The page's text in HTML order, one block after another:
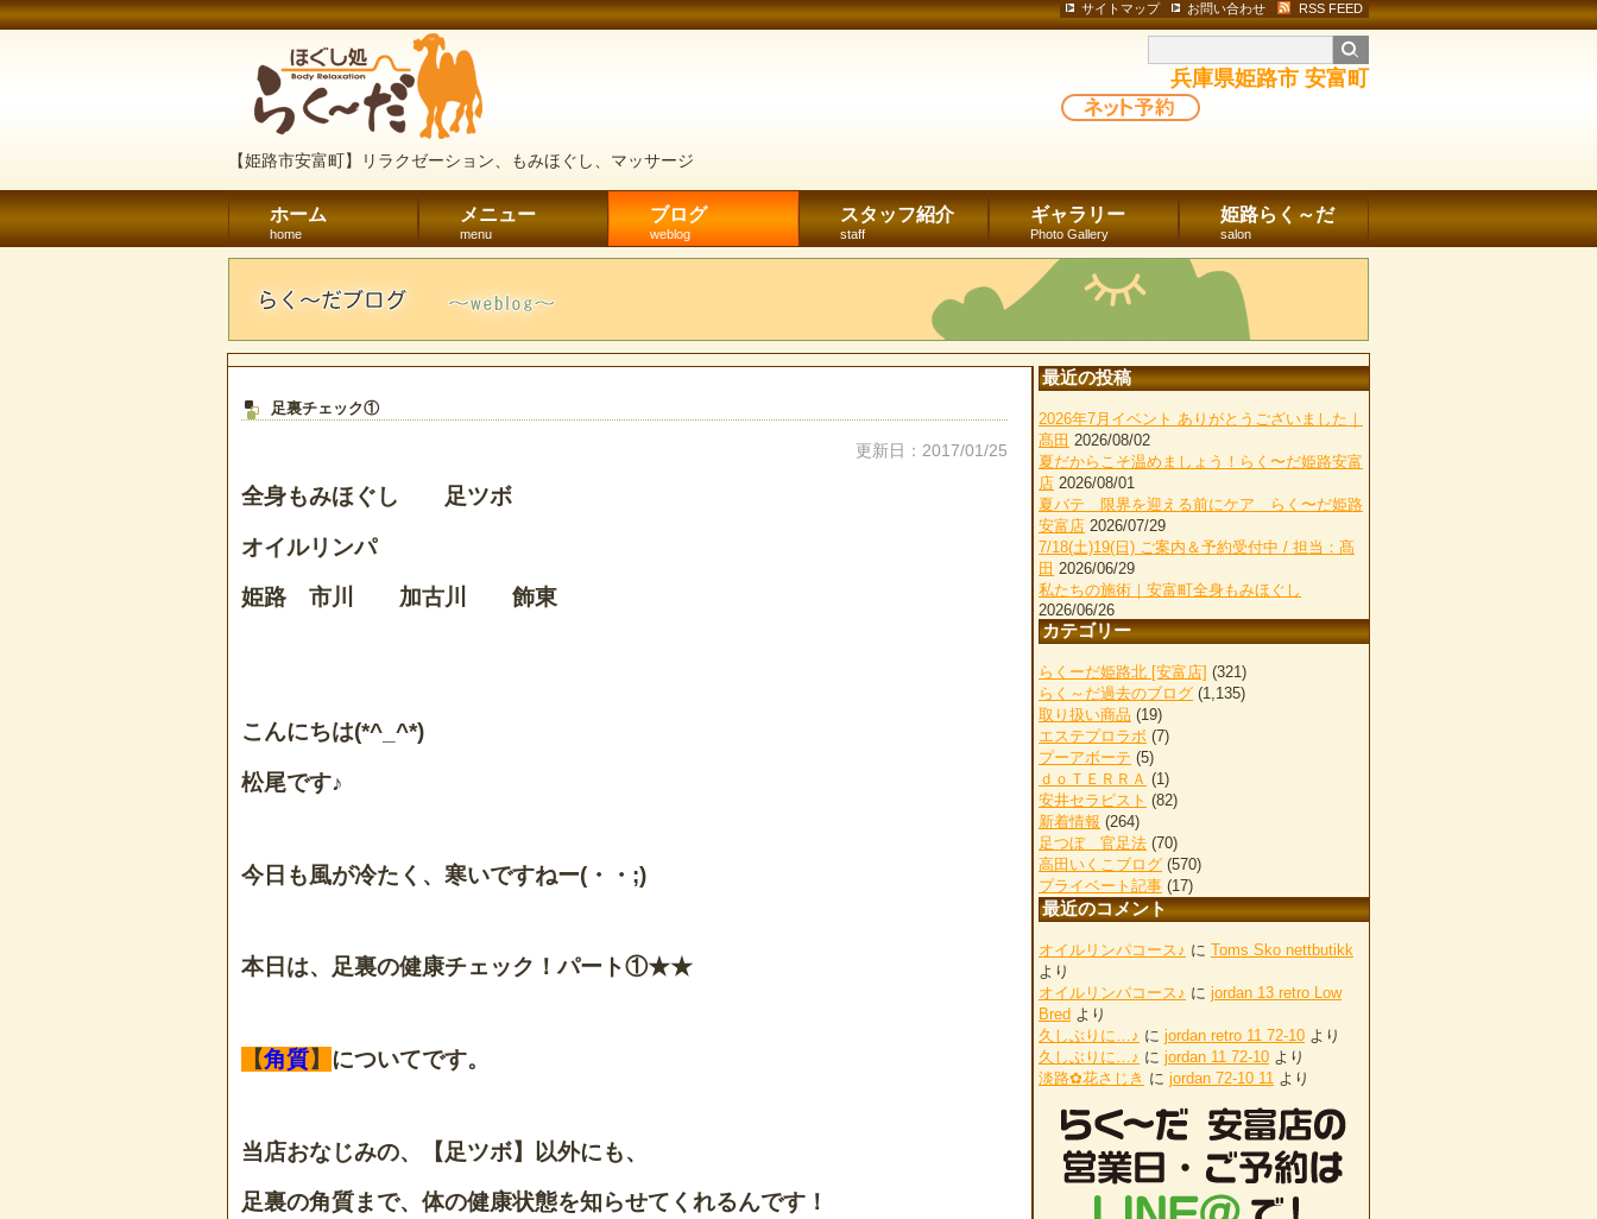
【姫路市安富町】リラクゼーション、もみほぐし、マッサージ
サイトマップ お問い合わせ RSS FEED
兵庫県姫路市 安富町
ホーム
home
メニュー
menu
ブログ
weblog
スタッフ紹介
staff
ギャラリー
Photo Gallery
姫路らく～だ
salon
足裏チェック①
更新日：2017/01/25
全身もみほぐし 足ツボ
オイルリンパ
姫路 市川 加古川 飾東
こんにちは(*^_^*)
松尾です♪
今日も風が冷たく、寒いですねー(・・;)
本日は、足裏の健康チェック！パート①★★
【角質】 についてです。
当店おなじみの、【足ツボ】以外にも、
足裏の角質まで、体の健康状態を知らせてくれるんです！
最近の投稿
2026年7月イベント ありがとうございました｜
髙田 2026/08/02
夏だからこそ温めましょう！らく〜だ姫路安富
店 2026/08/01
夏バテ 限界を迎える前にケア らく〜だ姫路
安富店 2026/07/29
7/18(土)19(日) ご案内＆予約受付中 / 担当：髙
田 2026/06/29
私たちの施術｜安富町全身もみほぐし
2026/06/26
カテゴリー
らくーだ姫路北 [安富店] (321)
らく～だ過去のブログ (1,135)
取り扱い商品 (19)
エステプロラボ (7)
プーアボーテ (5)
ｄｏＴＥＲＲＡ (1)
安井セラピスト (82)
新着情報 (264)
足つぼ 官足法 (70)
高田いくこブログ (570)
プライベート記事 (17)
最近のコメント
オイルリンパコース♪ に Toms Sko nettbutikk
より
オイルリンパコース♪ に jordan 13 retro Low
Bred より
久しぶりに…♪ に jordan retro 11 72-10 より
久しぶりに…♪ に jordan 11 72-10 より
淡路✿花さじき に jordan 72-10 11 より